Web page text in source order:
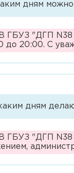
дням
ГБУЗ "ДГП N38
до 20:00. С
дням
ГБУЗ "ДГП N38